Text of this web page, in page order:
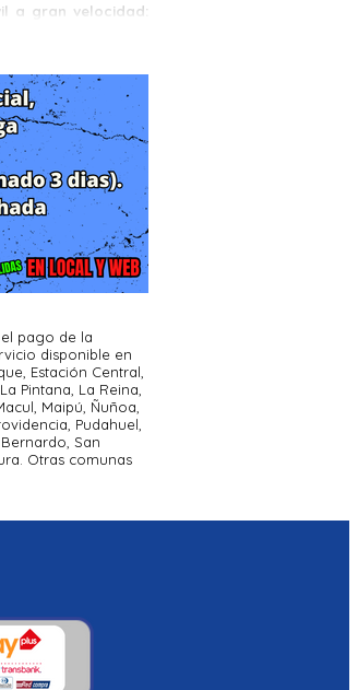
a gran velocidad:
reemplazan a los
pueden simular la
el pago de la
disponible en
Estación Central,
Pintana, La Reina,
Maipú, Ñuñoa,
Pudahuel,
San
Otras comunas